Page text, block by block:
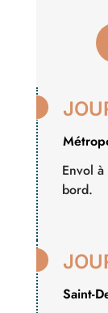

Envol
bord.

Saint-